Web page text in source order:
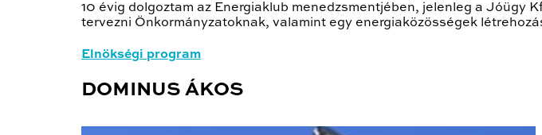
10 évig dolgoztam az Energiaklub menedzsmentjében, jelenleg a Jóügy
tervezni Önkormányzatoknak, valamint egy energiaközösségek
Elnökségi program
DOMINUS ÁKOS